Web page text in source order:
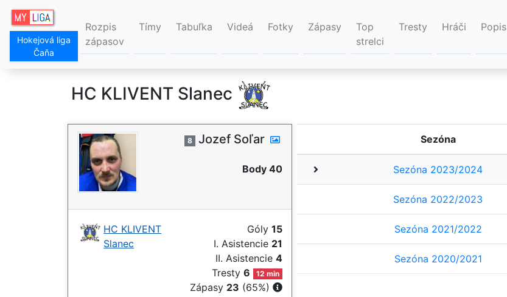
Hokejová liga
Čaňa
Rozpis
zápasov
Tímy Tabuľka Videá Fotky Zápasy
Top
strelci
Tresty Hráči Popis
HC KLIVENT Slanec
8 Jozef Soľar
Body 40
HC KLIVENT
Slanec
Góly 15
I. Asistencie 21
II. Asistencie 4
Tresty6 12 min
Zápasy 23 (65%)
Sezóna
Sezóna 2023/2024
Sezóna 2022/2023
Sezóna 2021/2022
Sezóna 2020/2021